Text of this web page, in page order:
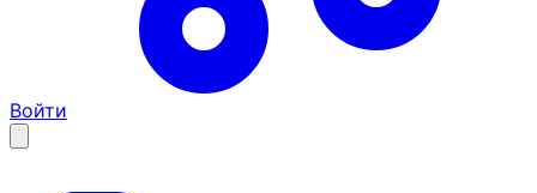
Войти